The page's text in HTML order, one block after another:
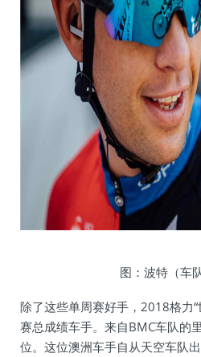
图：波特（车
除了这些单周赛好手，2018格力“
赛总成绩车手。来自BMC车队的
位。这位澳洲车手自从天空车队